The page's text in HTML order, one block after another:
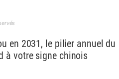
en 2031, le pilier annuel du
à votre signe chinois